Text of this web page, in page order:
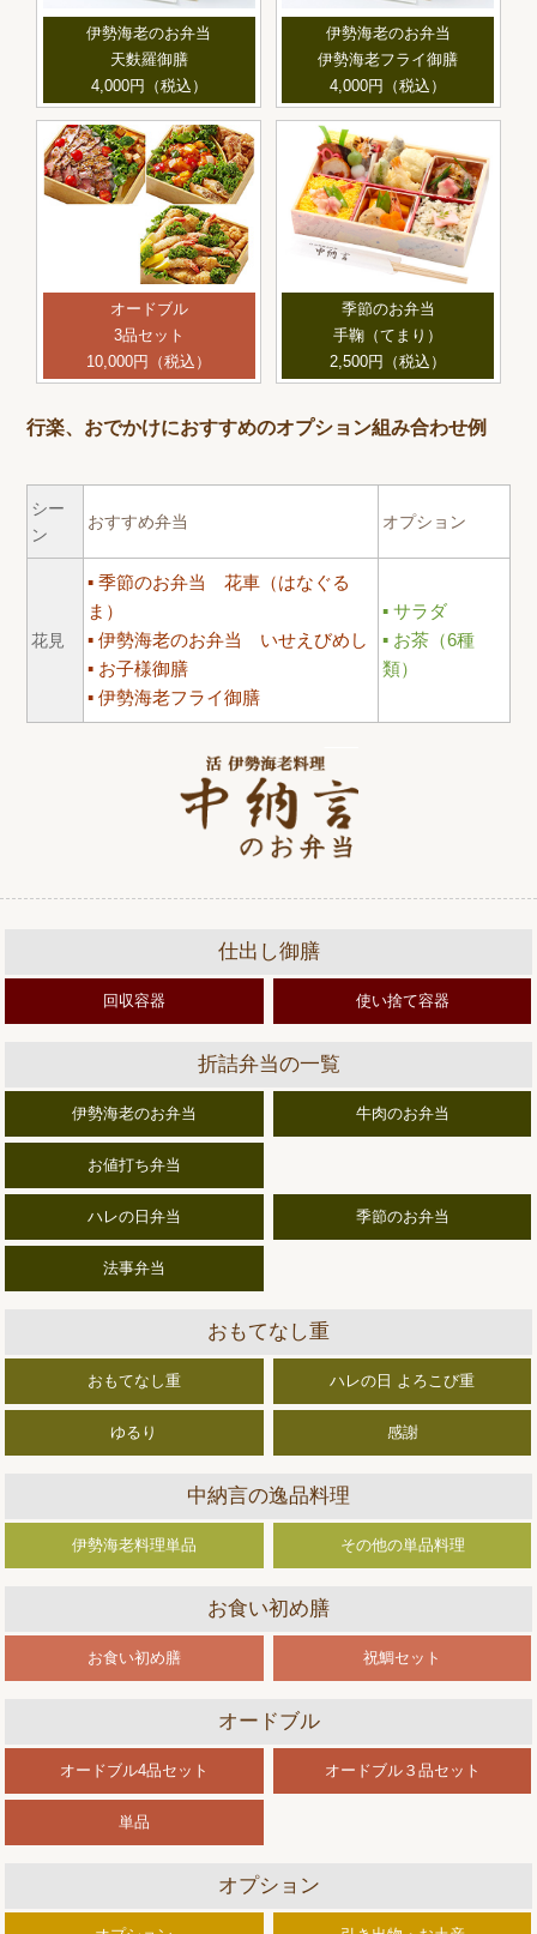
伊勢海老のお弁当
天麩羅御膳
4,000円（税込）
伊勢海老のお弁当
伊勢海老フライ御膳
4,000円（税込）
オードブル
3品セット
10,000円（税込）
季節のお弁当
手鞠（てまり）
2,500円（税込）
行楽、おでかけにおすすめのオプション組み合わせ例
シー
ン
おすすめ弁当 オプション
花見
季節のお弁当 花車（はなぐる
ま）
伊勢海老のお弁当 いせえびめし
お子様御膳
伊勢海老フライ御膳
サラダ
お茶（6種
類）
仕出し御膳
回収容器 使い捨て容器
折詰弁当の一覧
伊勢海老のお弁当 牛肉のお弁当
お値打ち弁当
ハレの日弁当 季節のお弁当
法事弁当
おもてなし重
おもてなし重 ハレの日 よろこび重
ゆるり 感謝
中納言の逸品料理
伊勢海老料理単品 その他の単品料理
お食い初め膳
お食い初め膳 祝鯛セット
オードブル
オードブル4品セット オードブル３品セット
単品
オプション